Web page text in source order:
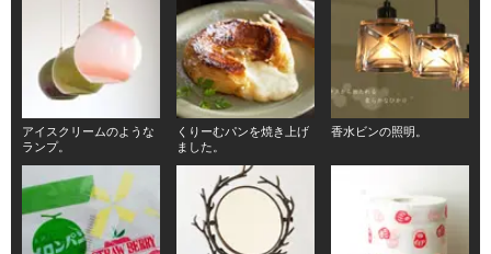
アイスクリームのような
ランプ。
くりーむパンを焼き上げ
ました。
香水ビンの照明。